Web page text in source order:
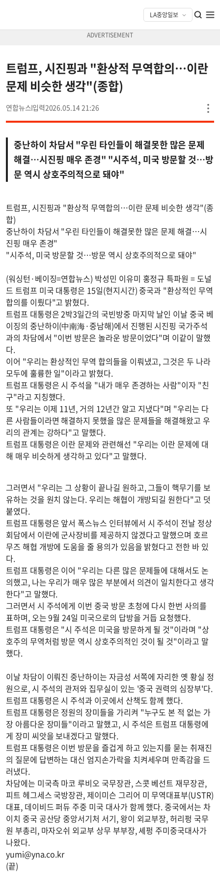
트럼프, 시진핑과 "환상적 무역합의…이란
문제 비슷한 생각"(종합)
연합뉴스 2026.05.14 21:26
중난하이 차담서 "우린 타인들이 해결못한 많은 문제
해결…시진핑 매우 존경" "시주석, 미국 방문할 것…방
문 역시 상호주의적으로 돼야"
트럼프, 시진핑과 "환상적 무역합의…이란 문제 비슷한 생각"(종
합)
중난하이 차담서 "우린 타인들이 해결못한 많은 문제 해결…시
진핑 매우 존경"
"시주석, 미국 방문할 것…방문 역시 상호주의적으로 돼야"
(워싱턴·베이징=연합뉴스) 박성민 이유미 홍정규 특파원 = 도널
드 트럼프 미국 대통령은 15일(현지시간) 중국과 "환상적인 무역
합의를 이뤘다"고 밝혔다.
트럼프 대통령은 2박3일간의 국빈방중 마지막 날인 이날 중국 베
이징의 중난하이(中南海·중남해)에서 진행된 시진핑 국가주석
과의 차담에서 "이번 방문은 놀라운 방문이었다"며 이같이 말했
다.
이어 "우리는 환상적인 무역 합의들을 이뤄냈고, 그것은 두 나라
모두에 훌륭한 일"이라고 밝혔다.
트럼프 대통령은 시 주석을 "내가 매우 존경하는 사람"이자 "친
구"라고 지칭했다.
또 "우리는 이제 11년, 거의 12년간 알고 지냈다"며 "우리는 다
른 사람들이라면 해결하지 못했을 많은 문제들을 해결해왔고 우
리의 관계는 강하다"고 말했다.
트럼프 대통령은 이란 문제와 관련해선 "우리는 이란 문제에 대
해 매우 비슷하게 생각하고 있다"고 말했다.
그러면서 "우리는 그 상황이 끝나길 원하고, 그들이 핵무기를 보
유하는 것을 원치 않는다. 우리는 해협이 개방되길 원한다"고 덧
붙였다.
트럼프 대통령은 앞서 폭스뉴스 인터뷰에서 시 주석이 전날 정상
회담에서 이란에 군사장비를 제공하지 않겠다고 말했으며 호르
무즈 해협 개방에 도움을 줄 용의가 있음을 밝혔다고 전한 바 있
다.
트럼프 대통령은 이어 "우리는 다른 많은 문제들에 대해서도 논
의했고, 나는 우리가 매우 많은 부분에서 의견이 일치한다고 생각
한다"고 말했다.
그러면서 시 주석에게 이번 중국 방문 초청에 다시 한번 사의를
표하며, 오는 9월 24일 미국으로의 답방을 거듭 요청했다.
트럼프 대통령은 "시 주석은 미국을 방문하게 될 것"이라며 "상
호주의 무역처럼 방문 역시 상호주의적인 것이 될 것"이라고 말
했다.
이날 차담이 이뤄진 중난하이는 자금성 서쪽에 자리한 옛 황실 정
원으로, 시 주석의 관저와 집무실이 있는 '중국 권력의 심장부'다.
트럼프 대통령은 시 주석과 이곳에서 산책도 함께 했다.
트럼프 대통령은 정원의 장미들을 가리켜 "누구도 본 적 없는 가
장 아름다운 장미들"이라고 말했고, 시 주석은 트럼프 대통령에
게 장미 씨앗을 보내겠다고 말했다.
트럼프 대통령은 이번 방문을 즐겁게 하고 있는지를 묻는 취재진
의 질문에 답변하는 대신 엄지손가락을 치켜세우며 만족감을 드
러냈다.
차담에는 미국측 마코 루비오 국무장관, 스콧 베선트 재무장관,
피트 헤그세스 국방장관, 제이미슨 그리어 미 무역대표부(USTR)
대표, 데이비드 퍼듀 주중 미국 대사가 함께 했다. 중국에서는 차
이치 중국 공산당 중앙서기처 서기, 왕이 외교부장, 허리펑 국무
원 부총리, 마자오쉬 외교부 상무 부부장, 셰펑 주미중국대사가
나왔다.
yumi@yna.co.kr
(끝)